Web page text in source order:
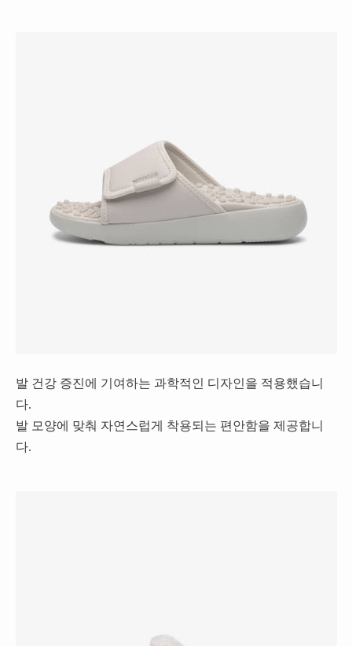
발 건강 증진에 기여하는 과학적인 디자인을 적용했습니
다.
발 모양에 맞춰 자연스럽게 착용되는 편안함을 제공합니
다.